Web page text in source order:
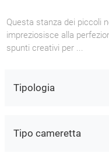
Tipologia
Tipo cameretta
Questa stanza dei piccoli
impreziosisce alla
spunti creativi per ...